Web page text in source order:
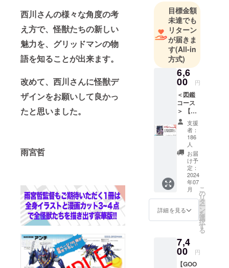
西川さんの様々な角度の考
え方で、怪獣たちの新しい
魅力を、グリッドマンの物
語を知ることが出来ます。
改めて、西川さんに怪獣デ
ザインをお願いして良かっ
たと思いました。
雨宮哲
像の制作、
原画展・展
覧会などイ
ベント事業
の企画・運
営、キャラ
クター商品
の開発・販
売等を行っ
ておりま
目標金額
未達でも
リターン
が届きま
す(All-in
方式)
6,6
00 円
＜図鑑
コース
＞ 【西
川伸司
直筆サ
イン入
り】
BOOST
ER限定
版 『西
川伸司
の怪獣
解説図
鑑』
『SSSS
.DYNAZ
ENON
』『グ
リッド
支援
者：
186
人
お届
け予
定：
2024
年07
月
詳細を見る
こ
の
リ
タ
ー
ン
を
選
択
す
る
7,4
00 円
【GOO